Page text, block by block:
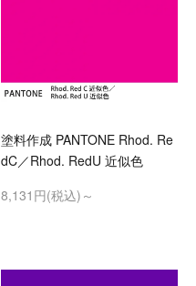
塗料作成 PANTONE Rhod. Re
dC／Rhod. RedU 近似色
8,131円(税込)～